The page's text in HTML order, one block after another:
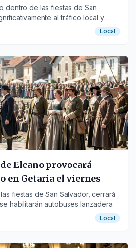
dentro de las fiestas de San
al tráfico local y
carretera y autobuses lanzadera.
Local
Elcano provocará
en Getaria el viernes
fiestas de San Salvador, cerrará
habilitarán autobuses lanzadera.
Local